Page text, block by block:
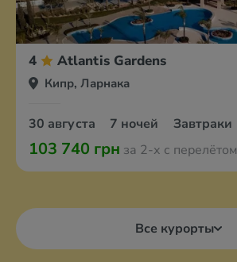
4 Atlantis Gardens
Кипр, Ларнака
30 августа 7 ночей Завтраки
103 740 грн за 2-х с перелётом
Все курорты